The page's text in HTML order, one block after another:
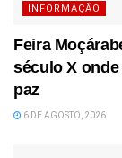
INFORMAÇÃO
Feira
século X
paz
6 DE AGOSTO, 2026